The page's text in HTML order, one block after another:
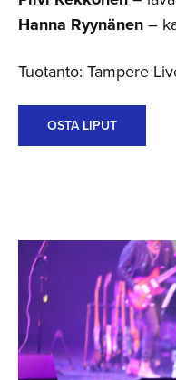
Hanna Ryynänen –
Tuotanto: Tampere
OSTA LIPUT